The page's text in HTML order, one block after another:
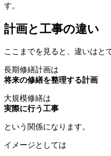
す。
計画と工事の違い
ここまでを見ると、違いはと
長期修繕計画は
将来の修繕を整理する計画
大規模修繕は
実際に行う工事
という関係になります。
イメージとしては